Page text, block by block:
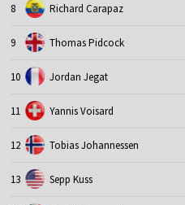
8 Richard Carapaz
9 Thomas Pidcock
10 Jordan Jegat
11 Yannis Voisard
12 Tobias Johannessen
13 Sepp Kuss